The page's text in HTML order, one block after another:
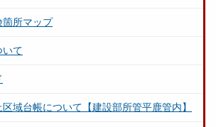
箇所マップ
いて
域台帳について【建設部所管平鹿管内】